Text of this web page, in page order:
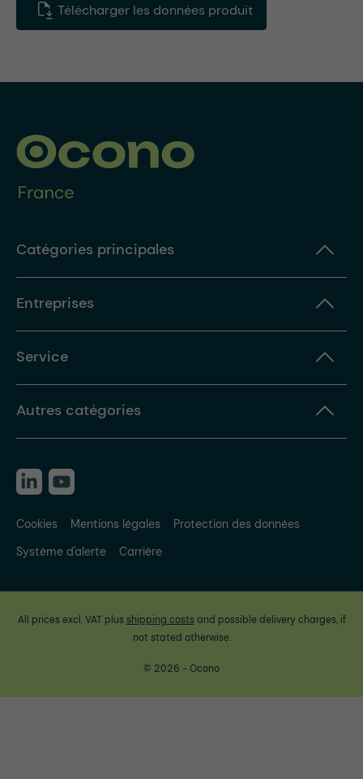
Télécharger les données produit
Catégories principales
Entreprises
Service
Autres catégories
Cookies Mentions légales
Protection des données
Système d'alerte
Carrière
All prices excl. VAT plus shipping costsand possible delivery charges, if
not stated otherwise.
© 2026 - Ocono